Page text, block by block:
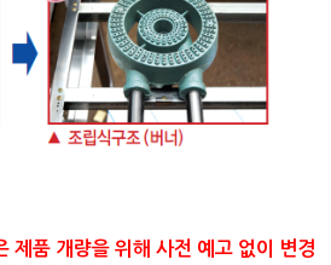
제품 개량을 위해 사전 예고 없이 변경